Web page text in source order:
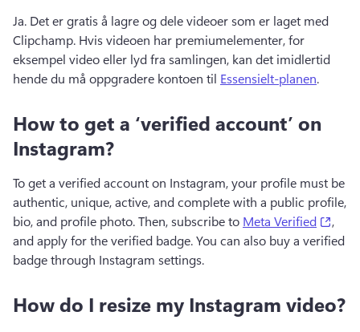
Ja. Det er gratis å lagre og dele videoer som er laget med
Clipchamp. Hvis videoen har premiumelementer, for
eksempel video eller lyd fra samlingen, kan det imidlertid
hende du må oppgradere kontoen til Essensielt-planen.
How to get a ‘verified account’ on
Instagram?
To get a verified account on Instagram, your profile must be
authentic, unique, active, and complete with a public profile,
bio, and profile photo. Then, subscribe to Meta Verified
,
and apply for the verified badge. You can also buy a verified
badge through Instagram settings.
How do I resize my Instagram video?